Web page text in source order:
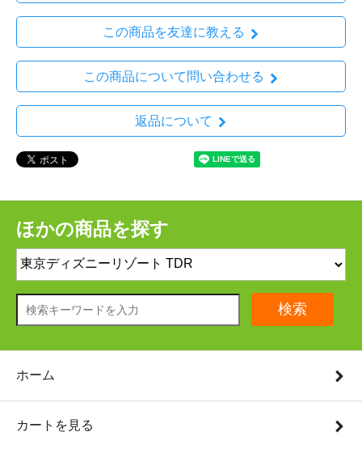
この商品を友達に教える
この商品について問い合わせる
返品について
ほかの商品を探す
検索
ホーム
カートを見る